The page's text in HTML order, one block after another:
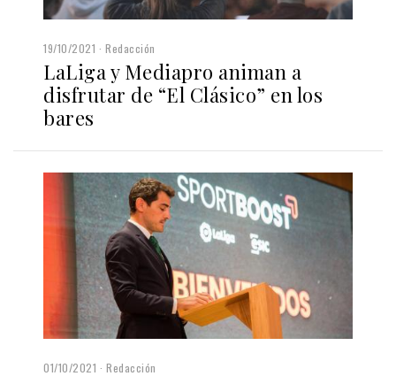
19/10/2021 Redacción
LaLiga y Mediapro animan a
disfrutar de “El Clásico” en los
bares
01/10/2021 Redacción